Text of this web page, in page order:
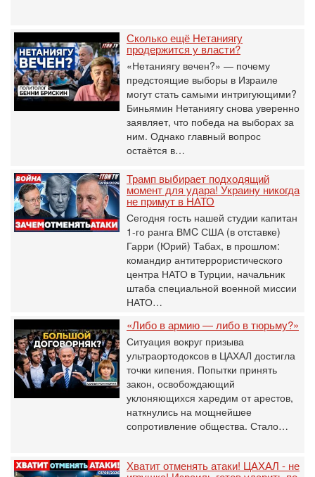
Сколько ещё Нетаниягу
продержится у власти?
«Нетаниягу вечен?» — почему
предстоящие выборы в Израиле
могут стать самыми интригующими?
Биньямин Нетаниягу снова уверенно
заявляет, что победа на выборах за
ним. Однако главный вопрос
остаётся в…
Трамп выбирает подходящий
момент для удара! Украину никогда
не примут в НАТО
Сегодня гость нашей студии капитан
1-го ранга ВМC США (в отставке)
Гарри (Юрий) Табах, в прошлом:
командир антитеррористического
центра НАТО в Турции, начальник
штаба специальной военной миссии
НАТО…
«Либо в армию — либо в тюрьму?»
Ситуация вокруг призыва
ультраортодоксов в ЦАХАЛ достигла
точки кипения. Попытки принять
закон, освобождающий
уклоняющихся харедим от арестов,
наткнулись на мощнейшее
сопротивление общества. Стало…
Хватит отменять атаки! ЦАХАЛ - не